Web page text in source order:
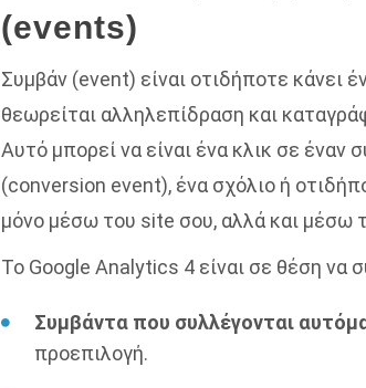
(events)
Συμβάν (event) είναι οτιδήποτε κάνει
θεωρείται αλληλεπίδραση και
Αυτό μπορεί να είναι ένα κλικ σε
(conversion event), ένα σχόλιο ή
μόνο μέσω του site σου, αλλά και μέσω
Το Google Analytics 4 είναι σε θέση να
Συμβάντα που συλλέγονται
προεπιλογή.